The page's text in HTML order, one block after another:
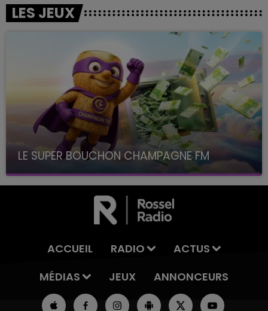
LES JEUX
LE SUPER BOUCHON CHAMPAGNE FM
avec La Famille Champagne FM, à 8H10
ACCUEIL RADIO
ACTUS
MÉDIAS
JEUX ANNONCEURS